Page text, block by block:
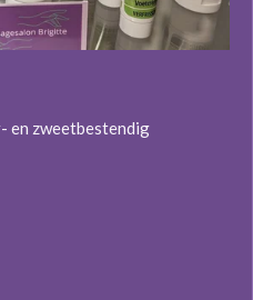
en zweetbestendig